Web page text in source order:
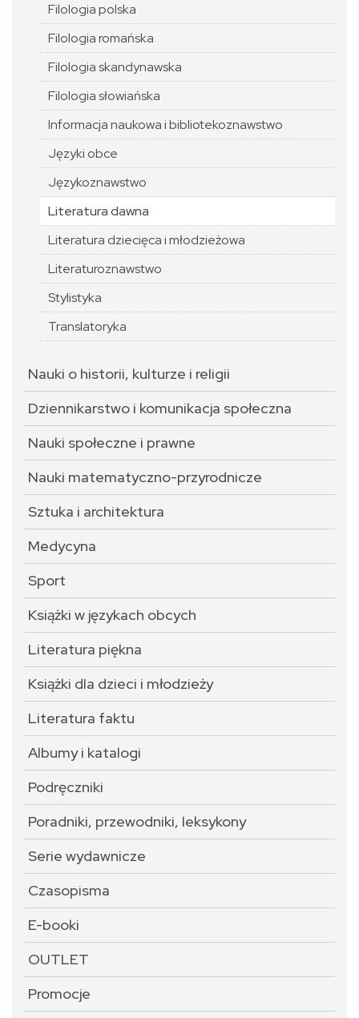
Filologia polska
Filologia romańska
Filologia skandynawska
Filologia słowiańska
Informacja naukowa i bibliotekoznawstwo
Języki obce
Językoznawstwo
Literatura dawna
Literatura dziecięca i młodzieżowa
Literaturoznawstwo
Stylistyka
Translatoryka
Nauki o historii, kulturze i religii
Dziennikarstwo i komunikacja społeczna
Nauki społeczne i prawne
Nauki matematyczno-przyrodnicze
Sztuka i architektura
Medycyna
Sport
Książki w językach obcych
Literatura piękna
Książki dla dzieci i młodzieży
Literatura faktu
Albumy i katalogi
Podręczniki
Poradniki, przewodniki, leksykony
Serie wydawnicze
Czasopisma
E-booki
OUTLET
Promocje